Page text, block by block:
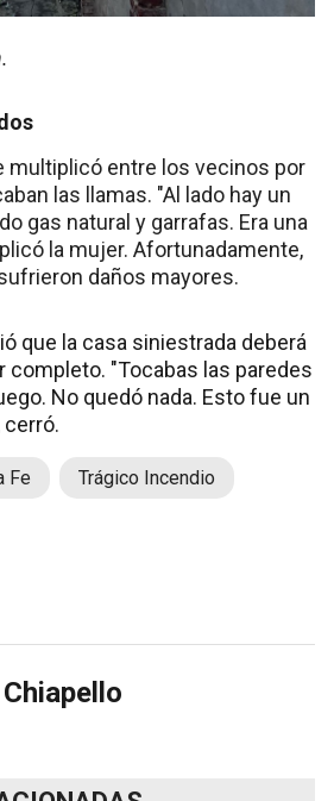
multiplicó entre los vecinos por
las llamas. "Al lado hay un
gas natural y garrafas. Era una
la mujer. Afortunadamente,
daños mayores.
que la casa siniestrada deberá
completo. "Tocabas las paredes
No quedó nada. Esto fue un
cerró.
Fe Trágico Incendio